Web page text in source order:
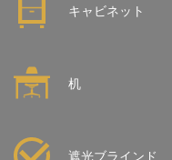
キャビネット
机
遮光ブラインド